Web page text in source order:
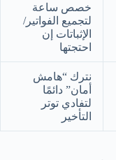
خصص ساعة
لتجميع الفواتير/
الإثباتات إن
احتجتها
نترك “هامش
أمان” دائمًا
لتفادي توتر
التأخير